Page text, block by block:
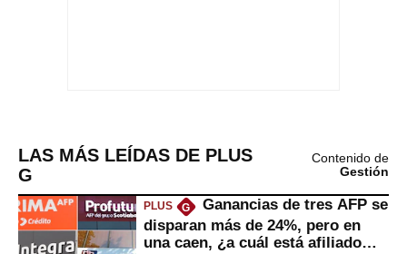
LAS MÁS LEÍDAS DE PLUS
G
Contenido de
Gestión
PLUS G
Ganancias de tres AFP se
disparan más de 24%, pero en
una caen, ¿a cuál está afiliado